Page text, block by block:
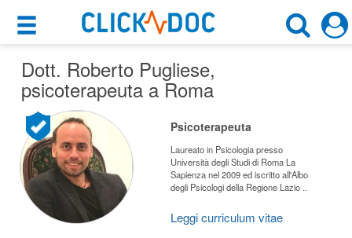
×
Motore di ricerca
×
Cerca uno specialista
Psicoterapeuta
Roma (RM)
CERCA
Cosa possiamo offrirti
Per i pazienti
Prenota una visita
Ricerca specialisti
Consulti online
Dott. Roberto Pugliese,
psicoterapeuta a Roma
Psicoterapeuta
Laureato in Psicologia presso
Università degli Studi di Roma La
Sapienza nel 2009 ed iscritto all'Albo
degli Psicologi della Regione Lazio ..
Leggi curriculum vitae